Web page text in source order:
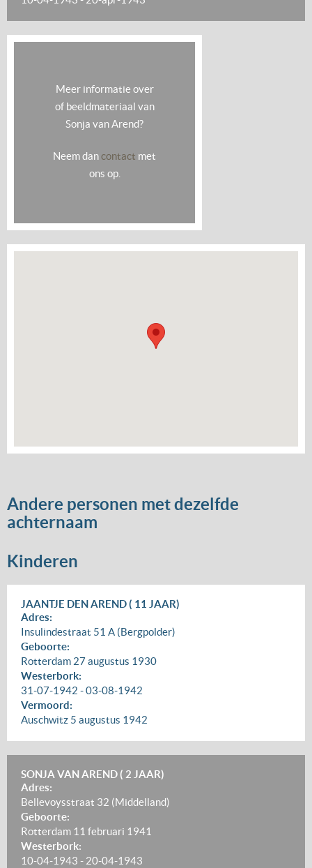
Meer informatie over
of beeldmateriaal van
Sonja van Arend?
Neem dancontact met
ons op.
Andere personen met dezelfde
achternaam
Kinderen
JAANTJE DEN AREND ( 11 JAAR)
Adres:
Insulindestraat 51 A (Bergpolder)
Geboorte:
Rotterdam 27 augustus 1930
Westerbork:
31-07-1942 -03-08-1942
Vermoord:
Auschwitz 5 augustus 1942
SONJA VAN AREND ( 2 JAAR)
Adres:
Bellevoysstraat 32 (Middelland)
Geboorte:
Rotterdam 11 februari 1941
Westerbork:
10-04-1943 - 20-04-1943